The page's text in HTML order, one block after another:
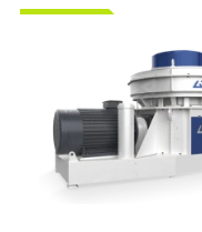
联系我们